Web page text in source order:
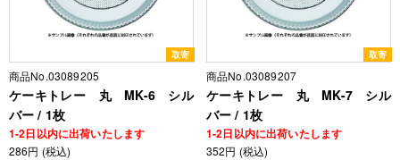
取寄
商品No.03089205
ケーキトレー 丸 MK-6 シル
バー / 1枚
1-2日以内に出荷いたします
286円 (税込)
取寄
商品No.03089207
ケーキトレー 丸 MK-7 シル
バー / 1枚
1-2日以内に出荷いたします
352円 (税込)